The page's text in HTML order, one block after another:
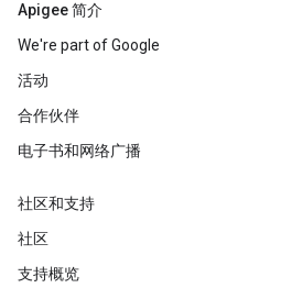
Apigee 简介
We're part of Google
活动
合作伙伴
电子书和网络广播
社区和支持
社区
支持概览